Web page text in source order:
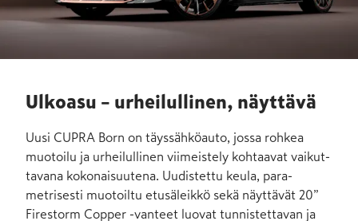
Ulkoasu – urheilullinen, näyttävä
Uusi CUPRA Born on täys­sähkö­auto, jossa rohkea
muotoilu ja urheilullinen viimeistely kohtaavat vaikut­
tavana koko­nai­suu­tena. Uudistettu keula, para­
metrisesti muotoiltu etu­säleik­kö sekä näyttävät 20”
Firestorm Copper -vanteet luovat tunnis­tettavan ja